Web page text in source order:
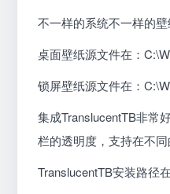
不一样的系统不一样的
桌面壁纸源文件在：
锁屏壁纸源文件在：
集成TranslucentTB非常
栏的透明度，支持在不
TranslucentTB安装路径